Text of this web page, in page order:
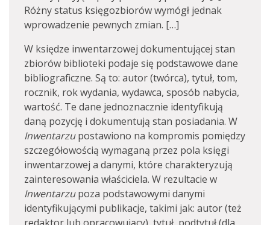
Różny status księgozbiorów wymógł jednak
wprowadzenie pewnych zmian. […]
W księdze inwentarzowej dokumentującej stan
zbiorów biblioteki podaje się podstawowe dane
bibliograficzne. Są to: autor (twórca), tytuł, tom,
rocznik, rok wydania, wydawca, sposób nabycia,
wartość. Te dane jednoznacznie identyfikują
daną pozycję i dokumentują stan posiadania. W
Inwentarzupostawiono na kompromis pomiędzy
szczegółowością wymaganą przez pola księgi
inwentarzowej a danymi, które charakteryzują
zainteresowania właściciela. W rezultacie w
Inwentarzupoza podstawowymi danymi
identyfikującymi publikacje, takimi jak: autor (też